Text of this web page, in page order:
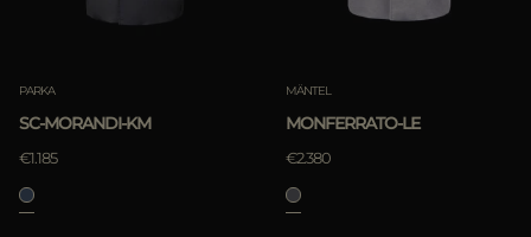
PARKA
SC-MORANDI-KM
€1.185
MÄNTEL
MONFERRATO-LE
€2.380